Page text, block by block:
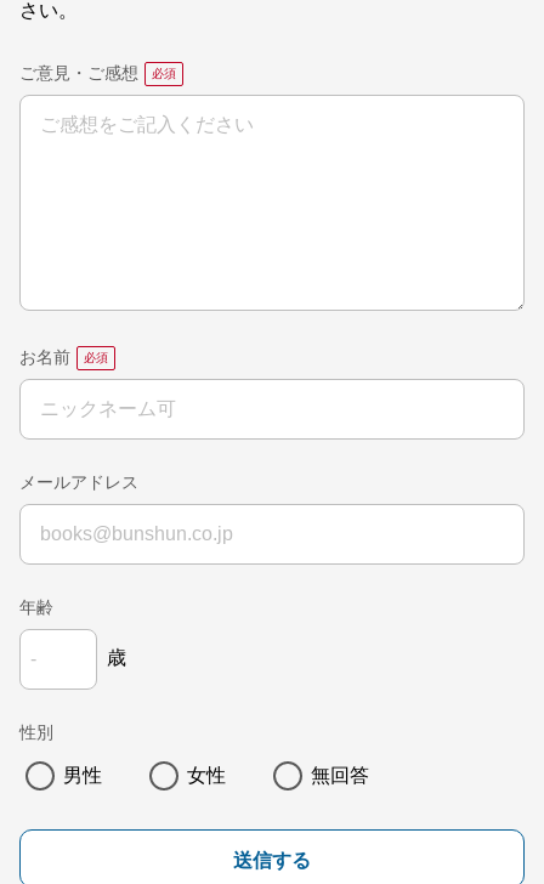
さい。
ご意見・ご感想
お名前
メールアドレス
年齢
歳
性別
男性 女性 無回答
送信する